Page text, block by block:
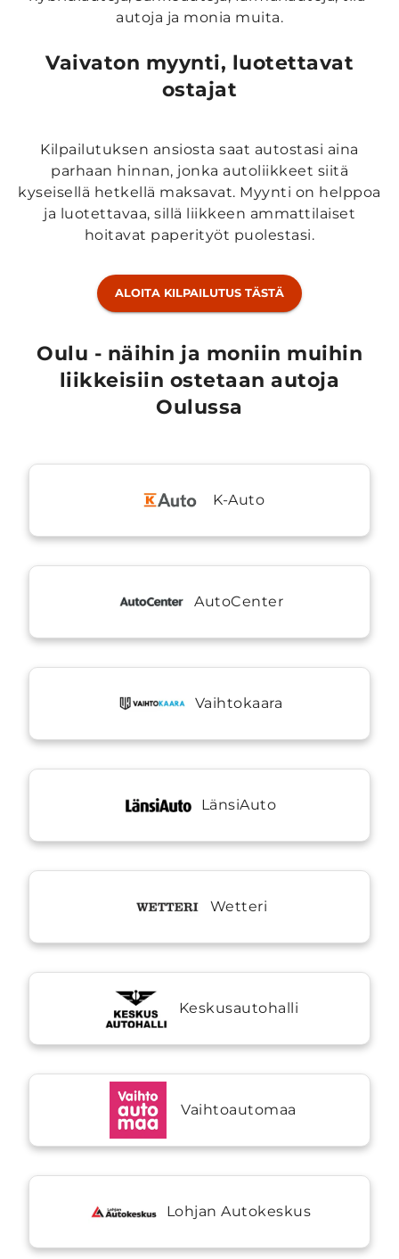
autoja ja monia muita.
Vaivaton myynti, luotettavat
ostajat
Kilpailutuksen ansiosta saat autostasi aina
parhaan hinnan, jonka autoliikkeet siitä
kyseisellä hetkellä maksavat. Myynti on helppoa
ja luotettavaa, sillä liikkeen ammattilaiset
hoitavat paperityöt puolestasi.
ALOITA KILPAILUTUS TÄSTÄ
Oulu - näihin ja moniin muihin
liikkeisiin ostetaan autoja
Oulussa
K-Auto
AutoCenter
Vaihtokaara
LänsiAuto
Wetteri
Keskusautohalli
Vaihtoautomaa
Lohjan Autokeskus